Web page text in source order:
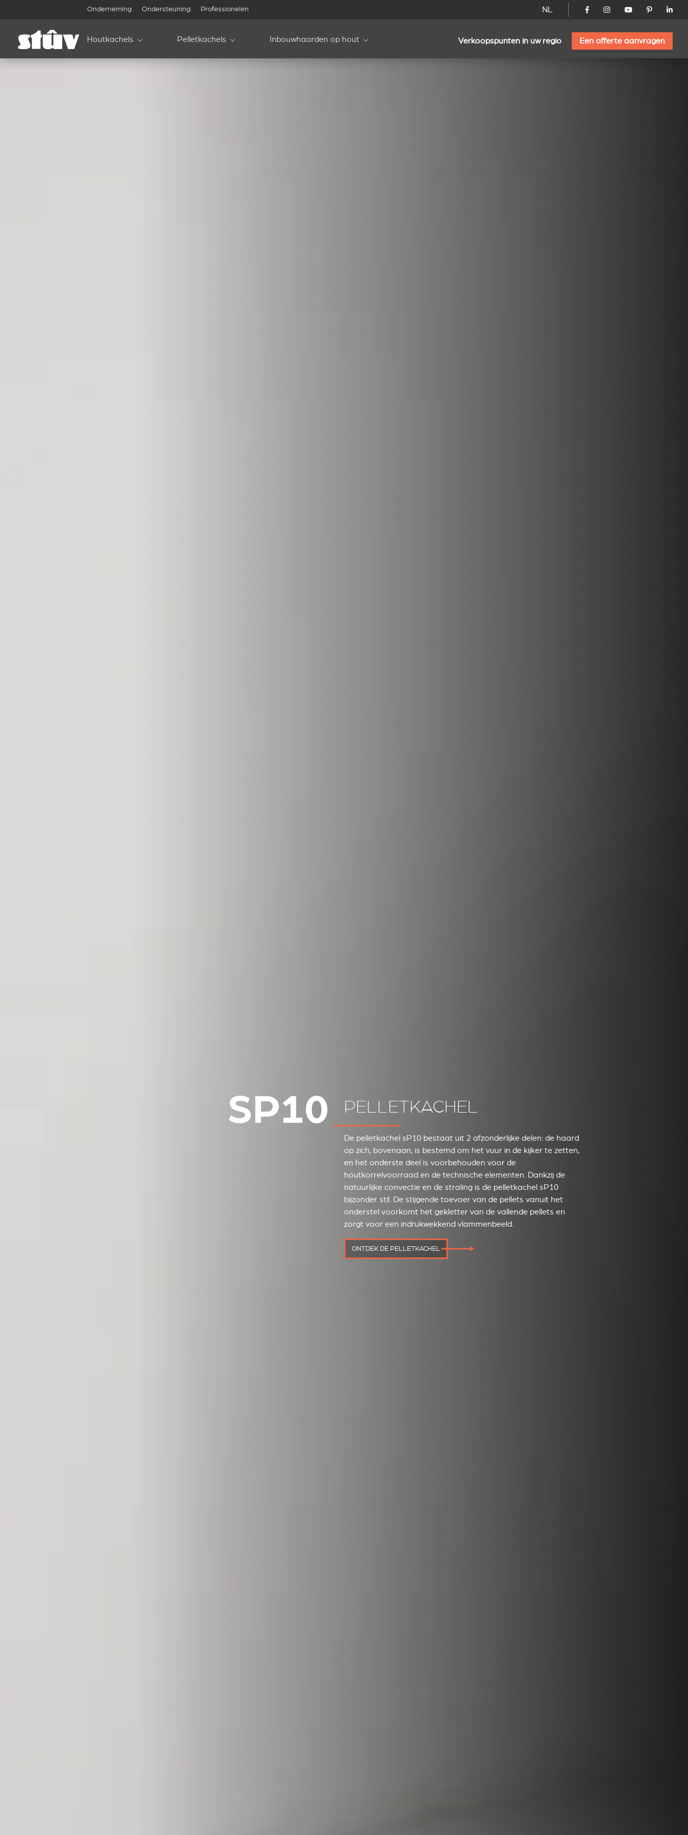
Onderneming Ondersteuning Professionelen NL
Houtkachels Pelletkachels Inbouwhaarden op hout Verkoopspunten in uw regio Een offerte aanvragen
SP10 PELLETKACHEL
De pelletkachel sP10 bestaat uit 2 afzonderlijke delen: de haard
op zich, bovenaan, is bestemd om het vuur in de kijker te zetten,
en het onderste deel is voorbehouden voor de
houtkorrelvoorraad en de technische elementen. Dankzij de
natuurlijke convectie en de straling is de pelletkachel sP10
bijzonder stil. De stijgende toevoer van de pellets vanuit het
onderstel voorkomt het gekletter van de vallende pellets en
zorgt voor een indrukwekkend vlammenbeeld.
ONTDEK DE PELLETKACHEL